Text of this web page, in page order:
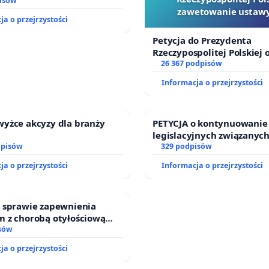
stanowisku, że ważna jest pamięć każdej ofiary
ludobójstwa, szacunek zaś należy się ludziom
od pochodzenia czy narodowości. W związku z
postaci z pełnienia funkcji członka Rady
o przejrzystości
zawetowanie
Petycja do Prezydenta
Rzeczypospolitej Polskiej
zawetowanie ustawy
26 367 podpisów
Informacja o przejrzystości
akcyzy dla branży
o przejrzystości
PETYCJA o
legislacyjnych
prawa rodzinnego
329 podpisów
Informacja o przejrzystości
sprawie zapewnienia
z chorobą otyłościową
kompleksowego leczenia
o przejrzystości